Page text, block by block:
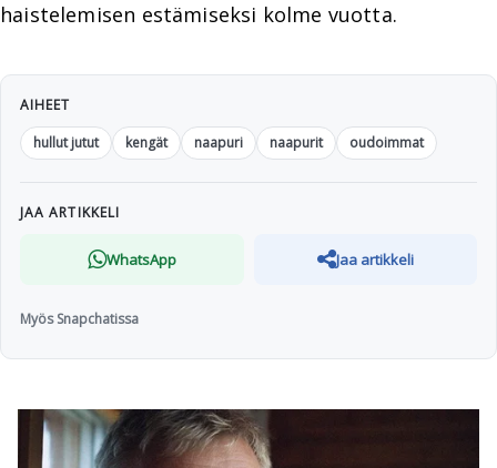
haistelemisen estämiseksi kolme vuotta.
AIHEET
hullut jutut
kengät naapuri naapurit oudoimmat
JAA ARTIKKELI
WhatsApp Jaa artikkeli
Myös Snapchatissa